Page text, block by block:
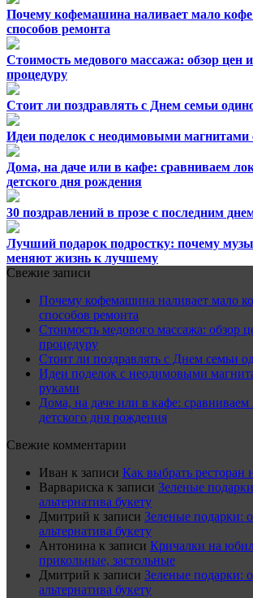
Почему кофемашина наливает мало
способов ремонта
Стоимость медового массажа: обзор цен
процедуру
Стоит ли поздравлять с Днем семьи
Идеи поделок с неодимовыми
Дома, на даче или в кафе: сравниваем
детского дня рождения
30 поздравлений в прозе с последним
Лучший подарок подростку: почему
меняют жизнь к лучшему
Свежие записи
Почему кофемашина наливает мало
способов ремонта
Стоимость медового массажа: обзор
процедуру
Стоит ли поздравлять с Днем семьи
Идеи поделок с неодимовыми
руками
Дома, на даче или в кафе: сравниваем
детского дня рождения
Свежие комментарии
Иван к записи Как выбрать ресторан
Варвариска к записи Зеленые
альтернатива букету
Дмитрий к записи Зеленые подарки:
альтернатива букету
Антонина к записи Кричалки на
прикольные, застольные
Дмитрий к записи Зеленые подарки:
альтернатива букету